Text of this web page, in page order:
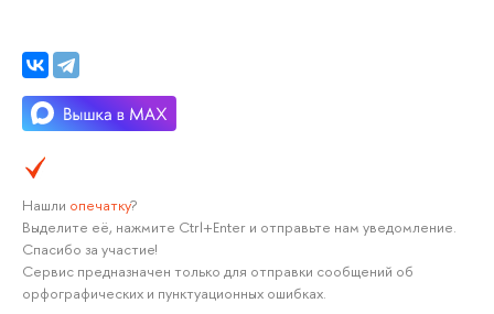
Нашли опечатку?
Выделите её, нажмите Ctrl+Enter и отправьте нам уведомление.
Спасибо за участие!
Сервис предназначен только для отправки сообщений об
орфографических и пунктуационных ошибках.